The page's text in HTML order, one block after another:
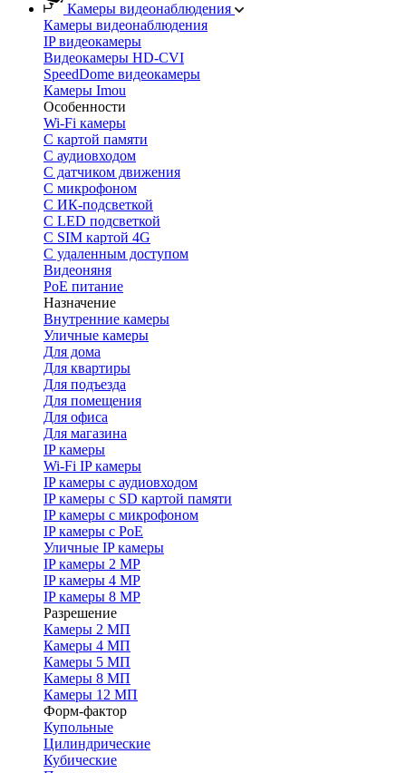
Камеры видеонаблюдения
Камеры видеонаблюдения
IP видеокамеры
Видеокамеры HD-CVI
SpeedDome видеокамеры
Камеры Imou
Особенности
Wi-Fi камеры
С картой памяти
С аудиовходом
С датчиком движения
С микрофоном
С ИК-подсветкой
С LED подсветкой
C SIM картой 4G
C удаленным доступом
Видеоняня
PoE питание
Назначение
Внутренние камеры
Уличные камеры
Для дома
Для квартиры
Для подъезда
Для помещения
Для офиса
Для магазина
IP камеры
Wi-Fi IP камеры
IP камеры с аудиовходом
IP камеры с SD картой памяти
IP камеры с микрофоном
IP камеры с PoE
Уличные IP камеры
IP камеры 2 MP
IP камеры 4 MP
IP камеры 8 MP
Разрешение
Камеры 2 МП
Камеры 4 МП
Камеры 5 МП
Камеры 8 МП
Камеры 12 МП
Форм-фактор
Купольные
Цилиндрические
Кубические